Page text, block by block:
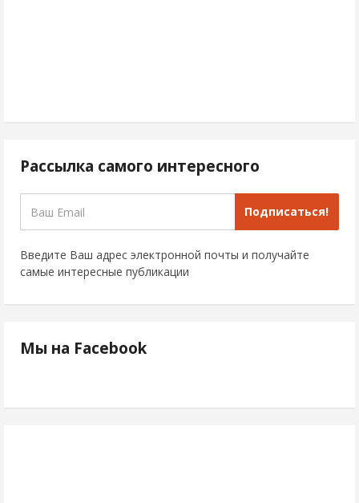
Рассылка самого интересного
Подписаться!
Введите Ваш адрес электронной почты и получайте
самые интересные публикации
Мы на Facebook